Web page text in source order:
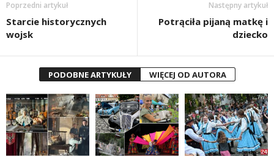
Poprzedni artykuł
Starcie historycznych
wojsk
Następny artykuł
Potrąciła pijaną matkę i
dziecko
PODOBNE ARTYKUŁY WIĘCEJ OD AUTORA